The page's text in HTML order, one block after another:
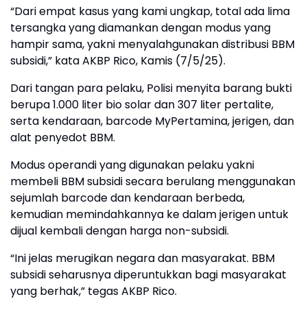
“Dari empat kasus yang kami ungkap, total ada lima
tersangka yang diamankan dengan modus yang
hampir sama, yakni menyalahgunakan distribusi BBM
subsidi,” kata AKBP Rico, Kamis (7/5/25).
Dari tangan para pelaku, Polisi menyita barang bukti
berupa 1.000 liter bio solar dan 307 liter pertalite,
serta kendaraan, barcode MyPertamina, jerigen, dan
alat penyedot BBM.
Modus operandi yang digunakan pelaku yakni
membeli BBM subsidi secara berulang menggunakan
sejumlah barcode dan kendaraan berbeda,
kemudian memindahkannya ke dalam jerigen untuk
dijual kembali dengan harga non-subsidi.
“Ini jelas merugikan negara dan masyarakat. BBM
subsidi seharusnya diperuntukkan bagi masyarakat
yang berhak,” tegas AKBP Rico.